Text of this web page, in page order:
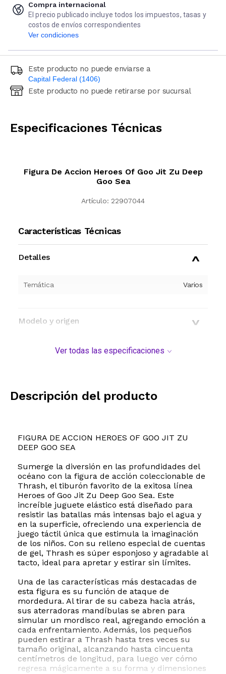
Compra internacional
El precio publicado incluye todos los impuestos, tasas y
costos de envíos correspondientes
Ver condiciones
Este producto no puede enviarse a
Capital Federal (1406)
Ingresá código postal (sólo números)
Este producto no puede retirarse por sucursal
Especificaciones Técnicas
Figura De Accion Heroes Of Goo Jit Zu Deep
Goo Sea
Artículo: 22907044
Características Técnicas
Detalles
Temática Varios
Modelo y origen
Ver todas las especificaciones
Descripción del producto
FIGURA DE ACCION HEROES OF GOO JIT ZU
DEEP GOO SEA
Sumerge la diversión en las profundidades del
océano con la figura de acción coleccionable de
Thrash, el tiburón favorito de la exitosa línea
Heroes of Goo Jit Zu Deep Goo Sea. Este
increíble juguete elástico está diseñado para
resistir las batallas más intensas bajo el agua y
en la superficie, ofreciendo una experiencia de
juego táctil única que estimula la imaginación
de los niños. Con su relleno especial de cuentas
de gel, Thrash es súper esponjoso y agradable al
tacto, ideal para apretar y estirar sin límites.
Una de las características más destacadas de
esta figura es su función de ataque de
mordedura. Al tirar de su cabeza hacia atrás,
sus aterradoras mandíbulas se abren para
simular un mordisco real, agregando emoción a
cada enfrentamiento. Además, los pequeños
pueden estirar a Thrash hasta tres veces su
tamaño original, alcanzando hasta cincuenta
centímetros de longitud, para luego ver cómo
regresa mágicamente a su forma y dimensiones